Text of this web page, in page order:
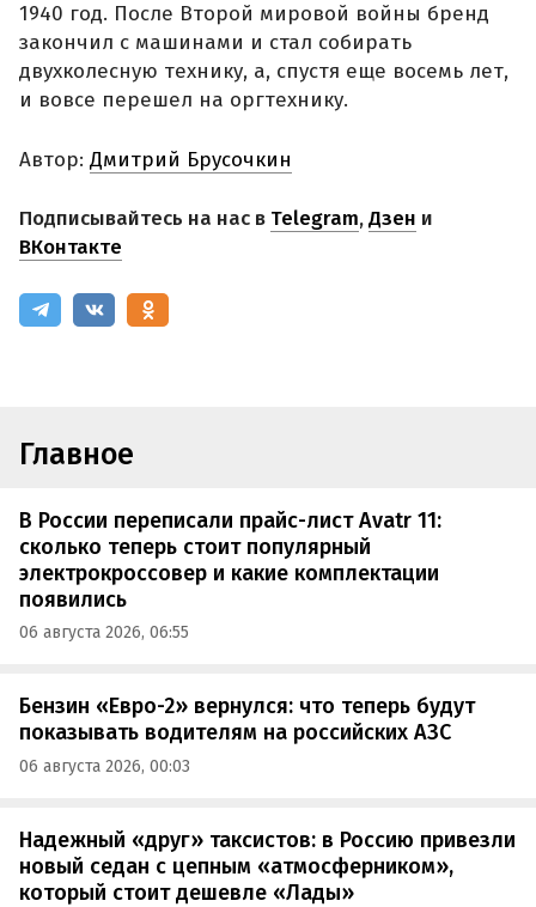
1940 год. После Второй мировой войны бренд
закончил с машинами и стал собирать
двухколесную технику, а, спустя еще восемь лет,
и вовсе перешел на оргтехнику.
Автор: Дмитрий Брусочкин
Подписывайтесь на нас в Telegram,Дзен и
ВКонтакте
Главное
В России переписали прайс-лист Avatr 11:
сколько теперь стоит популярный
электрокроссовер и какие комплектации
появились
06 августа 2026, 06:55
Бензин «Евро-2» вернулся: что теперь будут
показывать водителям на российских АЗС
06 августа 2026, 00:03
Надежный «друг» таксистов: в Россию привезли
новый седан с цепным «атмосферником»,
который стоит дешевле «Лады»